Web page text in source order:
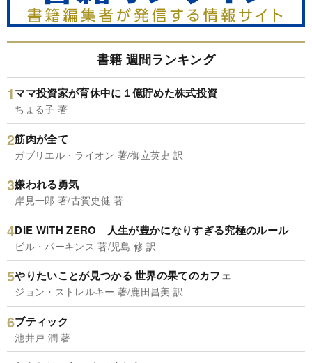
書籍 週間ランキング
ママ投資家が育休中に１億貯めた株式投資
ちょる子 著
筋肉が全て
ガブリエル・ライオン 著/御立英史 訳
嫌われる勇気
岸見一郎 著/古賀史健 著
DIE WITH ZERO 人生が豊かになりすぎる究極のルール
ビル・パーキンス 著/児島 修 訳
やりたいことが見つかる 世界の果てのカフェ
ジョン・ストレルキー 著/鹿田昌美 訳
ブティック
池井戸 潤 著